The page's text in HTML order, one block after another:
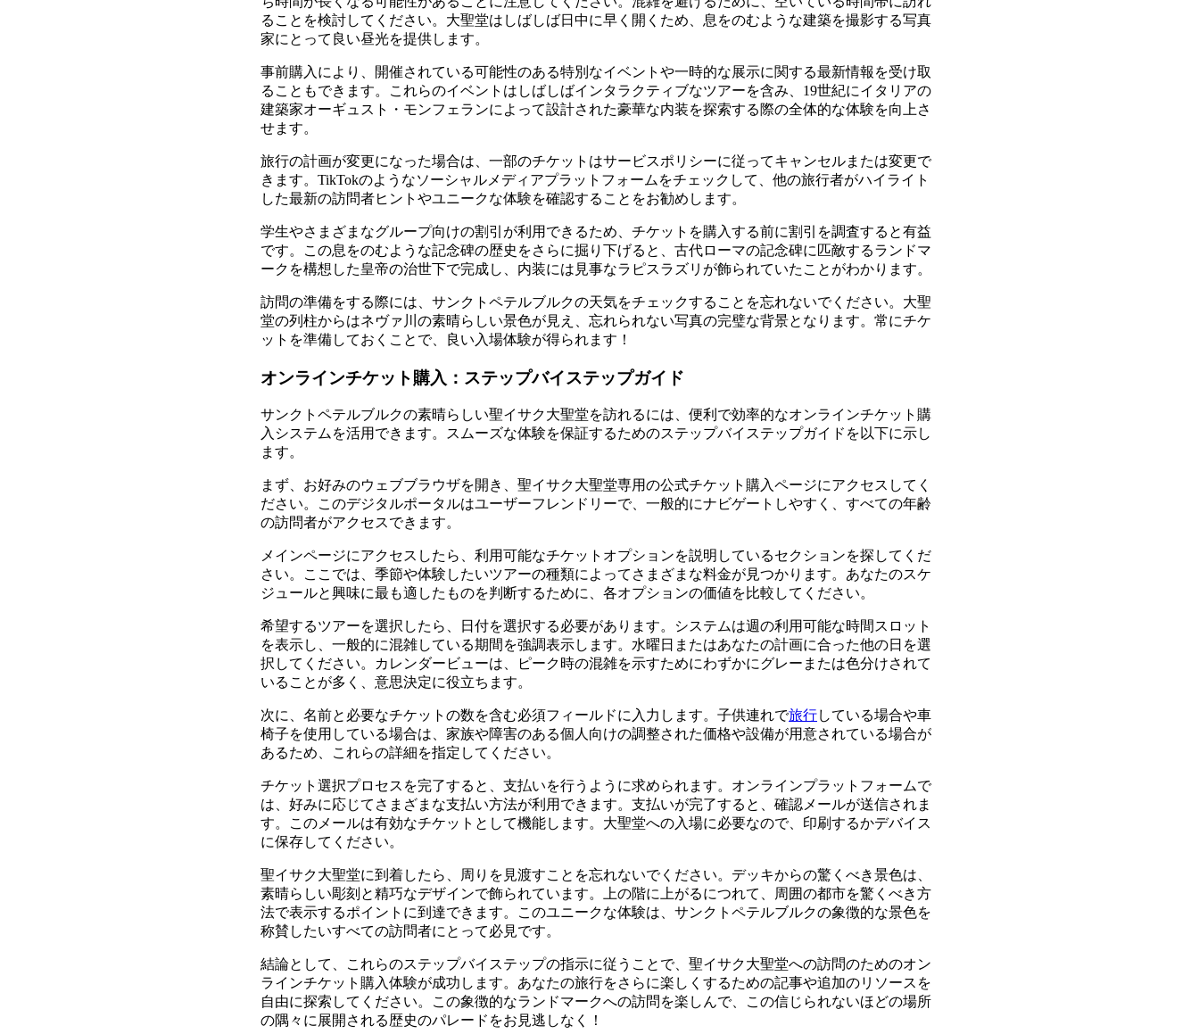
ることを検討してください。大聖堂はしばしば日中に早く開くため、息をのむような建築を撮影する写真
家にとって良い昼光を提供します。
事前購入により、開催されている可能性のある特別なイベントや一時的な展示に関する最新情報を受け取
ることもできます。これらのイベントはしばしばインタラクティブなツアーを含み、19世紀にイタリアの
建築家オーギュスト・モンフェランによって設計された豪華な内装を探索する際の全体的な体験を向上さ
せます。
旅行の計画が変更になった場合は、一部のチケットはサービスポリシーに従ってキャンセルまたは変更で
きます。TikTokのようなソーシャルメディアプラットフォームをチェックして、他の旅行者がハイライト
した最新の訪問者ヒントやユニークな体験を確認することをお勧めします。
学生やさまざまなグループ向けの割引が利用できるため、チケットを購入する前に割引を調査すると有益
です。この息をのむような記念碑の歴史をさらに掘り下げると、古代ローマの記念碑に匹敵するランドマ
ークを構想した皇帝の治世下で完成し、内装には見事なラピスラズリが飾られていたことがわかります。
訪問の準備をする際には、サンクトペテルブルクの天気をチェックすることを忘れないでください。大聖
堂の列柱からはネヴァ川の素晴らしい景色が見え、忘れられない写真の完璧な背景となります。常にチケ
ットを準備しておくことで、良い入場体験が得られます！
オンラインチケット購入：ステップバイステップガイド
サンクトペテルブルクの素晴らしい聖イサク大聖堂を訪れるには、便利で効率的なオンラインチケット購
入システムを活用できます。スムーズな体験を保証するためのステップバイステップガイドを以下に示し
ます。
まず、お好みのウェブブラウザを開き、聖イサク大聖堂専用の公式チケット購入ページにアクセスしてく
ださい。このデジタルポータルはユーザーフレンドリーで、一般的にナビゲートしやすく、すべての年齢
の訪問者がアクセスできます。
メインページにアクセスしたら、利用可能なチケットオプションを説明しているセクションを探してくだ
さい。ここでは、季節や体験したいツアーの種類によってさまざまな料金が見つかります。あなたのスケ
ジュールと興味に最も適したものを判断するために、各オプションの価値を比較してください。
希望するツアーを選択したら、日付を選択する必要があります。システムは週の利用可能な時間スロット
を表示し、一般的に混雑している期間を強調表示します。水曜日またはあなたの計画に合った他の日を選
択してください。カレンダービューは、ピーク時の混雑を示すためにわずかにグレーまたは色分けされて
いることが多く、意思決定に役立ちます。
次に、名前と必要なチケットの数を含む必須フィールドに入力します。子供連れで旅行している場合や車
椅子を使用している場合は、家族や障害のある個人向けの調整された価格や設備が用意されている場合が
あるため、これらの詳細を指定してください。
チケット選択プロセスを完了すると、支払いを行うように求められます。オンラインプラットフォームで
は、好みに応じてさまざまな支払い方法が利用できます。支払いが完了すると、確認メールが送信されま
す。このメールは有効なチケットとして機能します。大聖堂への入場に必要なので、印刷するかデバイス
に保存してください。
聖イサク大聖堂に到着したら、周りを見渡すことを忘れないでください。デッキからの驚くべき景色は、
素晴らしい彫刻と精巧なデザインで飾られています。上の階に上がるにつれて、周囲の都市を驚くべき方
法で表示するポイントに到達できます。このユニークな体験は、サンクトペテルブルクの象徴的な景色を
称賛したいすべての訪問者にとって必見です。
結論として、これらのステップバイステップの指示に従うことで、聖イサク大聖堂への訪問のためのオン
ラインチケット購入体験が成功します。あなたの旅行をさらに楽しくするための記事や追加のリソースを
自由に探索してください。この象徴的なランドマークへの訪問を楽しんで、この信じられないほどの場所
の隅々に展開される歴史のパレードをお見逃しなく！